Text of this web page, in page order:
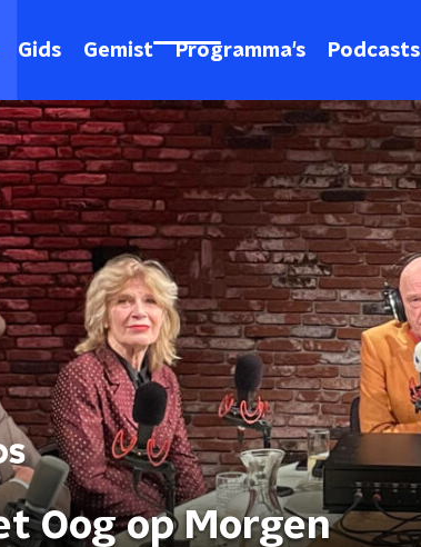
Gids Gemist Programma's Podcasts
Oog op Morgen